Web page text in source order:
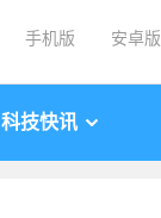
手机版 安卓版
科技快讯